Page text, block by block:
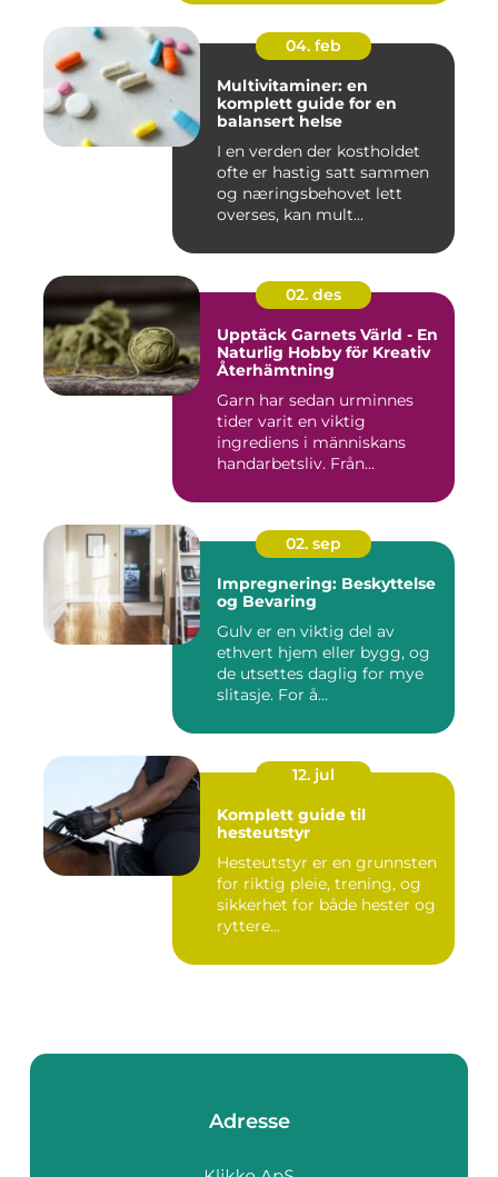
04. feb
Multivitaminer: en
komplett guide for en
balansert helse
I en verden der kostholdet
ofte er hastig satt sammen
og næringsbehovet lett
overses, kan mult...
02. des
Upptäck Garnets Värld - En
Naturlig Hobby för Kreativ
Återhämtning
Garn har sedan urminnes
tider varit en viktig
ingrediens i människans
handarbetsliv. Från...
02. sep
Impregnering: Beskyttelse
og Bevaring
Gulv er en viktig del av
ethvert hjem eller bygg, og
de utsettes daglig for mye
slitasje. For å...
12. jul
Komplett guide til
hesteutstyr
Hesteutstyr er en grunnsten
for riktig pleie, trening, og
sikkerhet for både hester og
ryttere...
Adresse